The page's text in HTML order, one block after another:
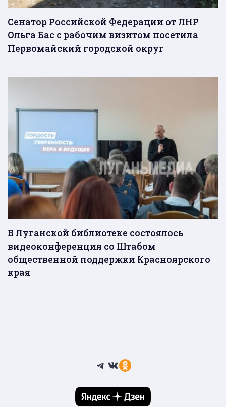
Сенатор Российской Федерации от ЛНР
Ольга Бас с рабочим визитом посетила
Первомайский городской округ
В Луганской библиотеке состоялось
видеоконференция со Штабом
общественной поддержки Красноярского
края
Telegram
ВКонтакте
Ссылка